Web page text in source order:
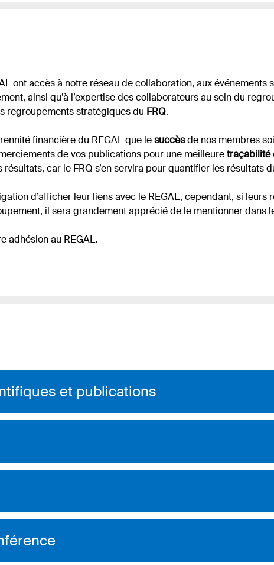
ont accès à notre réseau de collaboration, aux événements
ainsi qu’à l’expertise des collaborateurs au sein du
regroupements stratégiques du FRQ.
financière du REGAL que lesuccèsde nos membres
de vos publications pour une meilleuretraçabilité
car le FRQ s’en servira pour quantifier les résultats
d’afficher leur liens avec le REGAL, cependant, si
il sera grandement apprécié de le mentionner dans
adhésion au REGAL.
et publications